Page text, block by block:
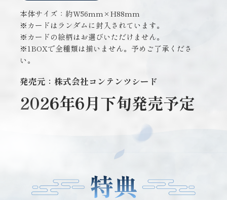
本体サイズ：約W56mm×H88mm
※カードはランダムに封入されています。
※カードの絵柄はお選びいただけません。
※1BOXで全種類は揃いません。予めご了承くださ
い。
発売元：株式会社コンテンツシード
2026年6月下旬発売予定
特典